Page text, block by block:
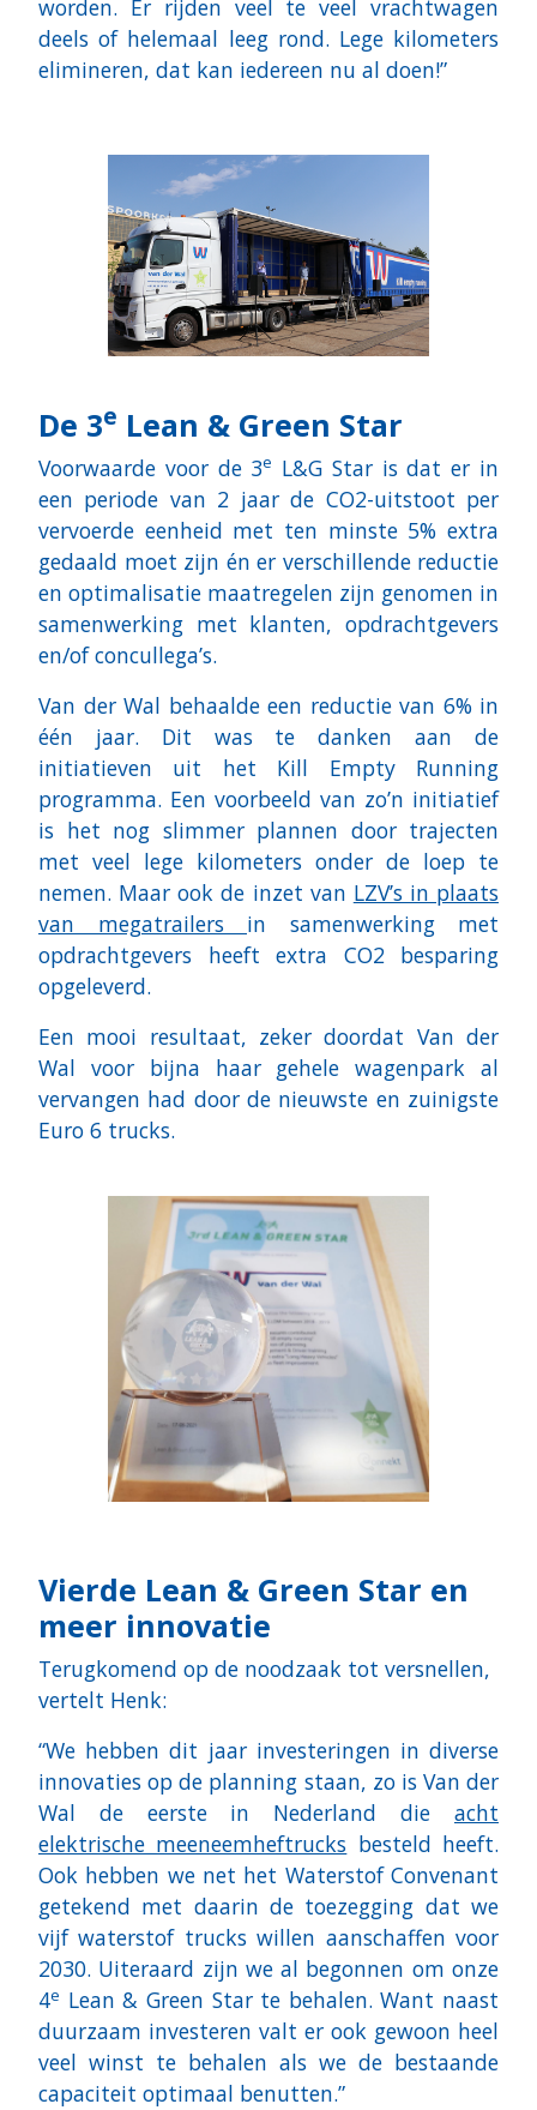
worden. Er rijden veel te veel vrachtwagen
deels of helemaal leeg rond. Lege kilometers
elimineren, dat kan iedereen nu al doen!”
De 3e Lean & Green Star
Voorwaarde voor de 3e L&G Star is dat er in
een periode van 2 jaar de CO2-uitstoot per
vervoerde eenheid met ten minste 5% extra
gedaald moet zijn én er verschillende reductie
en optimalisatie maatregelen zijn genomen in
samenwerking met klanten, opdrachtgevers
en/of concullega’s.
Van der Wal behaalde een reductie van 6% in
één jaar. Dit was te danken aan de
initiatieven uit het Kill Empty Running
programma. Een voorbeeld van zo’n initiatief
is het nog slimmer plannen door trajecten
met veel lege kilometers onder de loep te
nemen. Maar ook de inzet van LZV’s in plaats
van megatrailers in samenwerking met
opdrachtgevers heeft extra CO2 besparing
opgeleverd.
Een mooi resultaat, zeker doordat Van der
Wal voor bijna haar gehele wagenpark al
vervangen had door de nieuwste en zuinigste
Euro 6 trucks.
Vierde Lean & Green Star en
meer innovatie
Terugkomend op de noodzaak tot versnellen,
vertelt Henk:
“We hebben dit jaar investeringen in diverse
innovaties op de planning staan, zo is Van der
Wal de eerste in Nederland die acht
elektrische meeneemheftrucks besteld heeft.
Ook hebben we net het Waterstof Convenant
getekend met daarin de toezegging dat we
vijf waterstof trucks willen aanschaffen voor
2030. Uiteraard zijn we al begonnen om onze
4e Lean & Green Star te behalen. Want naast
duurzaam investeren valt er ook gewoon heel
veel winst te behalen als we de bestaande
capaciteit optimaal benutten.”